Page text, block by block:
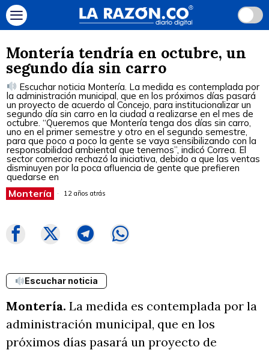
Montería tendría en octubre, un
segundo día sin carro
Escuchar noticia Montería. La medida es contemplada por
la administración municipal, que en los próximos días pasará
un proyecto de acuerdo al Concejo, para institucionalizar un
segundo día sin carro en la ciudad a realizarse en el mes de
octubre. “Queremos que Montería tenga dos días sin carro,
uno en el primer semestre y otro en el segundo semestre,
para que poco a poco la gente se vaya sensibilizando con la
responsabilidad ambiental que tenemos”, indicó Correa. El
sector comercio rechazó la iniciativa, debido a que las ventas
disminuyen por la poca afluencia de gente que prefieren
quedarse en
Montería 12 años atrás
Escuchar noticia
Montería. La medida es contemplada por la
administración municipal, que en los
próximos días pasará un proyecto de